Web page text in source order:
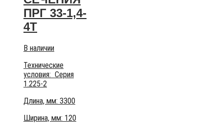
ПРГ 33-1,4-
4Т
В наличии
Технические
условия: Серия
1.225-2
Длина, мм: 3300
Ширина, мм: 120